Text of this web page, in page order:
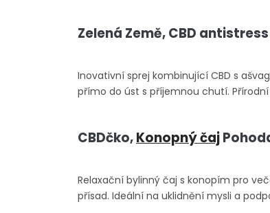
Zelená Země, CBD
Inovativní sprej kombinující CBD s
přímo do úst s příjemnou chutí.
CBDčko,Konopný čaj
Relaxační bylinný čaj s konopím pro
přísad. Ideální na uklidnění mysli a